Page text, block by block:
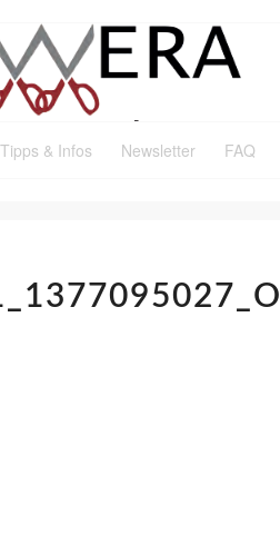
Tipps & Infos Newsletter FAQ